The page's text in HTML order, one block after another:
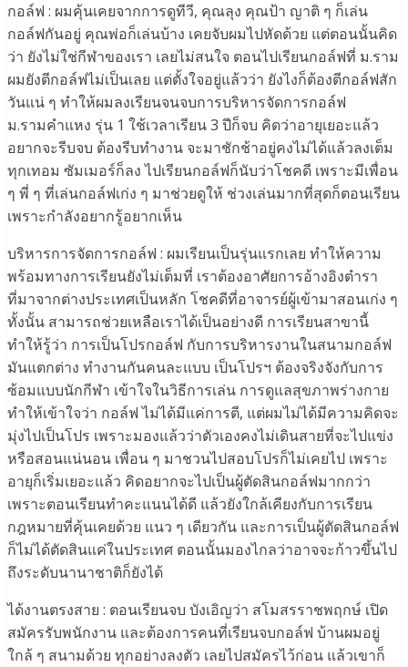
กอล์ฟ : ผมคุ้นเคยจากการดูทีวี, คุณลุง คุณป้า ญาติ ๆ ก็เล่น
กอล์ฟกันอยู่ คุณพ่อก็เล่นบ้าง เคยจับผมไปหัดด้วย แต่ตอนนั้นคิด
ว่า ยังไม่ใช่กีฬาของเรา เลยไม่สนใจ ตอนไปเรียนกอล์ฟที่ ม.ราม
ผมยังตีกอล์ฟไม่เป็นเลย แต่ตั้งใจอยู่แล้วว่า ยังไงก็ต้องตีกอล์ฟสัก
วันแน่ ๆ ทำให้ผมลงเรียนจนจบการบริหารจัดการกอล์ฟ
ม.รามคำแหง รุ่น 1 ใช้เวลาเรียน 3 ปีก็จบ คิดว่าอายุเยอะแล้ว
อยากจะรีบจบ ต้องรีบทำงาน จะมาชักช้าอยู่คงไม่ได้แล้วลงเต็ม
ทุกเทอม ซัมเมอร์ก็ลง ไปเรียนกอล์ฟก็นับว่าโชคดี เพราะมีเพื่อน
ๆ พี่ ๆ ที่เล่นกอล์ฟเก่ง ๆ มาช่วยดูให้ ช่วงเล่นมากที่สุดก็ตอนเรียน
เพราะกำลังอยากรู้อยากเห็น
บริหารการจัดการกอล์ฟ : ผมเรียนเป็นรุ่นแรกเลย ทำให้ความ
พร้อมทางการเรียนยังไม่เต็มที่ เราต้องอาศัยการอ้างอิงตำรา
ที่มาจากต่างประเทศเป็นหลัก โชคดีที่อาจารย์ผู้เข้ามาสอนเก่ง ๆ
ทั้งนั้น สามารถช่วยเหลือเราได้เป็นอย่างดี การเรียนสาขานี้
ทำให้รู้ว่า การเป็นโปรกอล์ฟ กับการบริหารงานในสนามกอล์ฟ
มันแตกต่าง ทำงานกันคนละแบบ เป็นโปรฯ ต้องจริงจังกับการ
ซ้อมแบบนักกีฬา เข้าใจในวิธีการเล่น การดูแลสุขภาพร่างกาย
ทำให้เข้าใจว่า กอล์ฟ ไม่ได้มีแค่การตี, แต่ผมไม่ได้มีความคิดจะ
มุ่งไปเป็นโปร เพราะมองแล้วว่าตัวเองคงไม่เดินสายที่จะไปแข่ง
หรือสอนแน่นอน เพื่อน ๆ มาชวนไปสอบโปรก็ไม่เคยไป เพราะ
อายุก็เริ่มเยอะแล้ว คิดอยากจะไปเป็นผู้ตัดสินกอล์ฟมากกว่า
เพราะตอนเรียนทำคะแนนได้ดี แล้วยังใกล้เคียงกับการเรียน
กฎหมายที่คุ้นเคยด้วย แนว ๆ เดียวกัน และการเป็นผู้ตัดสินกอล์ฟ
ก็ไม่ได้ตัดสินแค่ในประเทศ ตอนนั้นมองไกลว่าอาจจะก้าวขึ้นไป
ถึงระดับนานาชาติก็ยังได้
ได้งานตรงสาย : ตอนเรียนจบ บังเอิญว่า สโมสรราชพฤกษ์ เปิด
สมัครรับพนักงาน และต้องการคนที่เรียนจบกอล์ฟ บ้านผมอยู่
ใกล้ ๆ สนามด้วย ทุกอย่างลงตัว เลยไปสมัครไว้ก่อน แล้วเขาก็